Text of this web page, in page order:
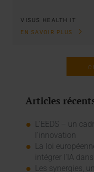
VISUS HEALTH IT
EN SAVOIR PLUS
Articles
L’EEDS – un
l’innovation
La loi
intégrer l'IA
Les synergies,